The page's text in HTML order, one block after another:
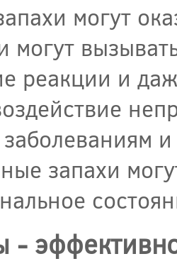
могут
могут
реакции и
запахи
-